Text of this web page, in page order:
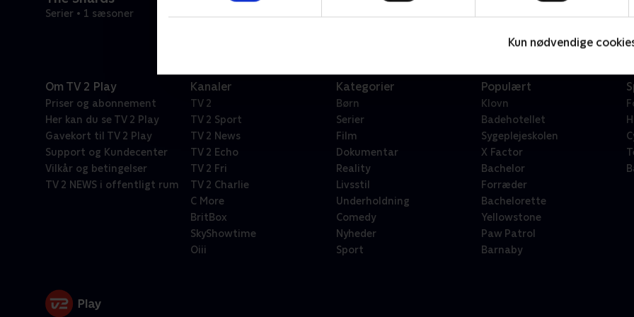
Kun nødvendige
Serier • 1 sæsoner
Om TV 2 Play
Priser og abonnement
Her kan du se TV 2 Play
Gavekort til TV 2 Play
Support og Kundecenter
Vilkår og betingelser
TV 2 NEWS i offentligt rum
Kanaler
TV 2
TV 2 Sport
TV 2 News
TV 2 Echo
TV 2 Fri
TV 2 Charlie
C More
BritBox
SkyShowtime
Oiii
Kategorier
Børn
Serier
Film
Dokumentar
Reality
Livsstil
Underholdning
Comedy
Nyheder
Sport
Populært
Klovn
Badehotellet
Sygeplejeskolen
X Factor
Bachelor
Forræder
Bachelorette
Yellowstone
Paw Patrol
Barnaby